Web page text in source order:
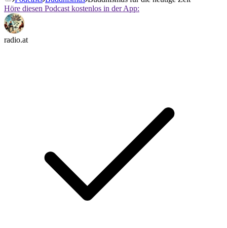
Höre diesen Podcast kostenlos in der App:
radio.at